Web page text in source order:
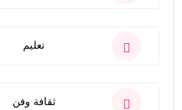
تعليم
ثقافة وفن